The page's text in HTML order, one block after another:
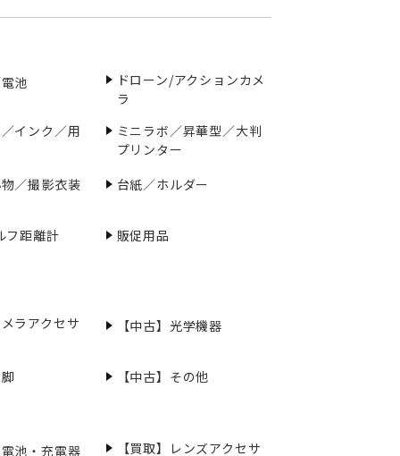
池
ドローン/アクションカメ
ラ
インク／用
ミニラボ／昇華型／大判
プリンター
／撮影衣装
台紙／ホルダー
フ距離計 販促用品
ラアクセサ 【中古】光学機器
【中古】その他
池・充電器 【買取】レンズアクセサ